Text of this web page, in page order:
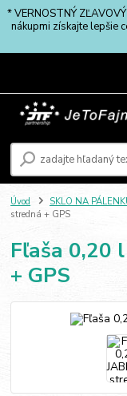
* VERNOSTNÝ
nákupmi získajte lepšie
Úvod SKLO NA
stredná + GPS
Fľaša 0,20
+ GPS